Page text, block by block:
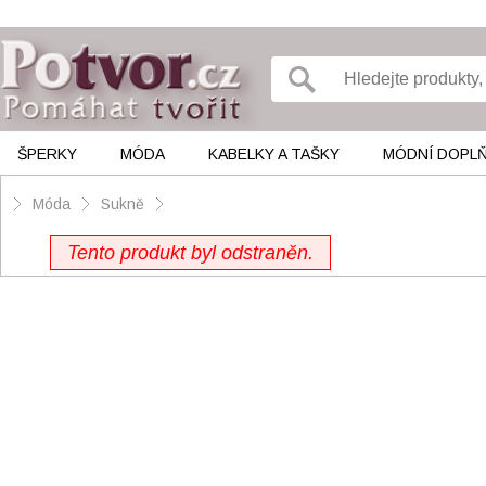
ŠPERKY MÓDA KABELKY A TAŠKY MÓDNÍ
Móda Sukně
Tento produkt byl odstraněn.